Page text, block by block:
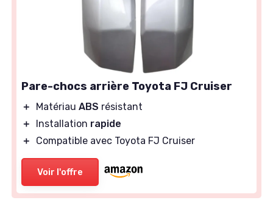
Pare-chocs arrière Toyota FJ Cruiser
＋ Matériau ABS résistant
＋
Installation rapide
＋
Compatible avec Toyota FJ Cruiser
Voir l'offre